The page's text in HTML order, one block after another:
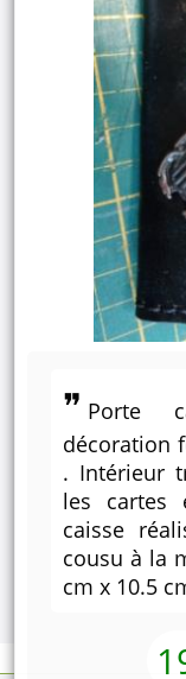
Porte
décoration
. Intérieur
les cartes
caisse
cousu à la
cm x 10.5